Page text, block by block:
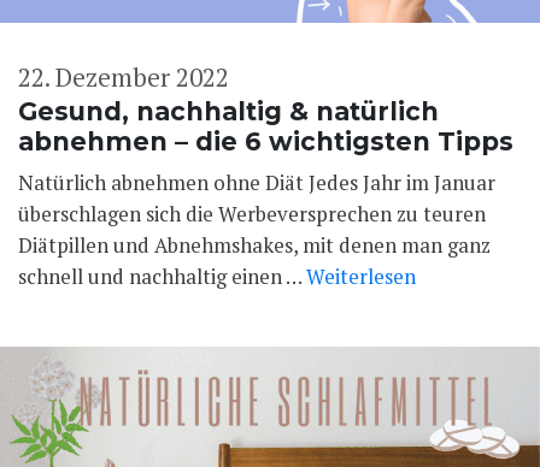
Gesund, nachhaltig & natürlich
abnehmen – die 6 wichtigsten Tipps
22. Dezember 2022
Natürlich abnehmen ohne Diät Jedes Jahr im Januar
überschlagen sich die Werbeversprechen zu teuren
Diätpillen und Abnehmshakes, mit denen man ganz
schnell und nachhaltig einen …Weiterlesen